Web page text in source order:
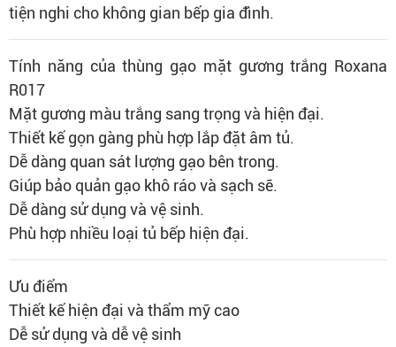
tiện nghi cho không gian bếp gia đình.
Tính năng của thùng gạo mặt gương trắng Roxana
R017
Mặt gương màu trắng sang trọng và hiện đại.
Thiết kế gọn gàng phù hợp lắp đặt âm tủ.
Dễ dàng quan sát lượng gạo bên trong.
Giúp bảo quản gạo khô ráo và sạch sẽ.
Dễ dàng sử dụng và vệ sinh.
Phù hợp nhiều loại tủ bếp hiện đại.
Ưu điểm
Thiết kế hiện đại và thẩm mỹ cao
Dễ sử dụng và dễ vệ sinh